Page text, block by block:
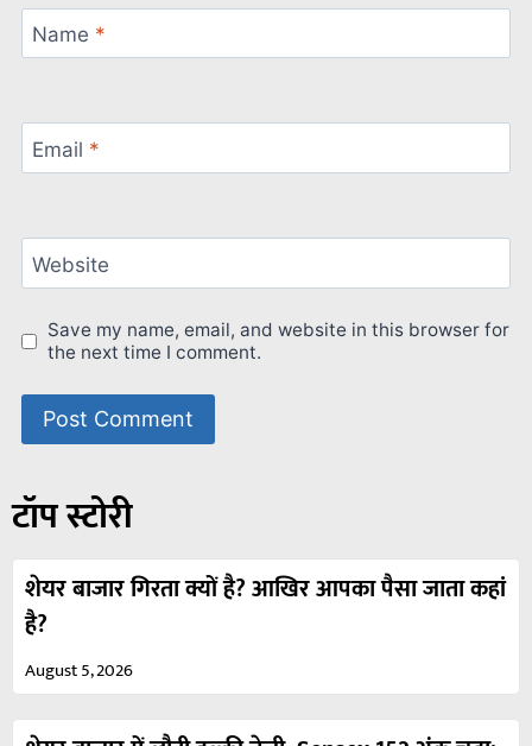
Name *
Email *
Website
Save my name, email, and website in this browser for
the next time I comment.
टॉप स्टोरी
शेयर बाजार गिरता क्यों है? आखिर आपका पैसा जाता कहां
है?
August 5, 2026